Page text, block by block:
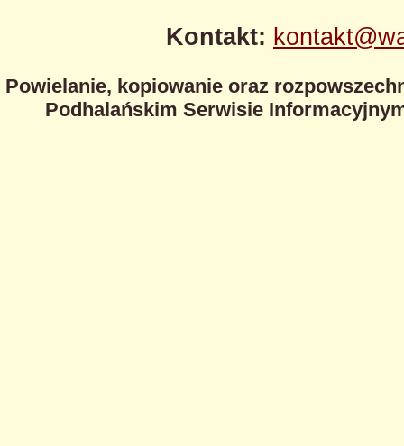
Kontakt:
Powielanie, kopiowanie oraz
Podhalańskim Serwisie